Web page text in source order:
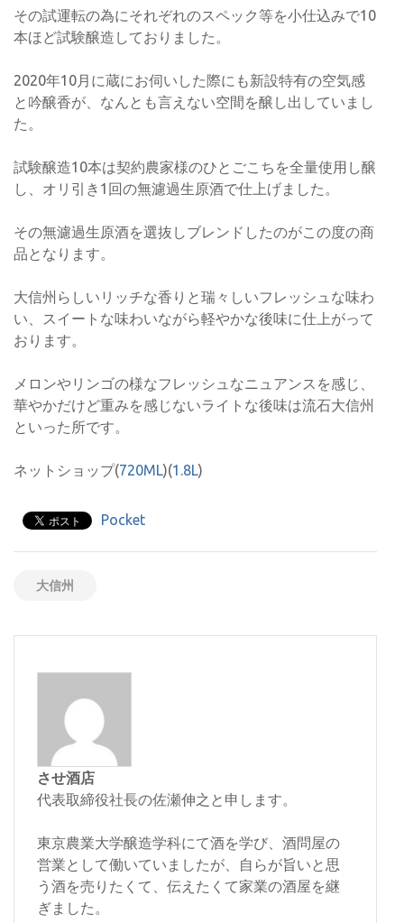
その試運転の為にそれぞれのスペック等を小仕込みで10
本ほど試験醸造しておりました。
2020年10月に蔵にお伺いした際にも新設特有の空気感
と吟醸香が、なんとも言えない空間を醸し出していまし
た。
試験醸造10本は契約農家様のひとごこちを全量使用し醸
し、オリ引き1回の無濾過生原酒で仕上げました。
その無濾過生原酒を選抜しブレンドしたのがこの度の商
品となります。
大信州らしいリッチな香りと瑞々しいフレッシュな味わ
い、スイートな味わいながら軽やかな後味に仕上がって
おります。
メロンやリンゴの様なフレッシュなニュアンスを感じ、
華やかだけど重みを感じないライトな後味は流石大信州
といった所です。
ネットショップ(720ML)(1.8L)
Pocket
大信州
させ酒店
代表取締役社長の佐瀬伸之と申します。
東京農業大学醸造学科にて酒を学び、酒問屋の
営業として働いていましたが、自らが旨いと思
う酒を売りたくて、伝えたくて家業の酒屋を継
ぎました。